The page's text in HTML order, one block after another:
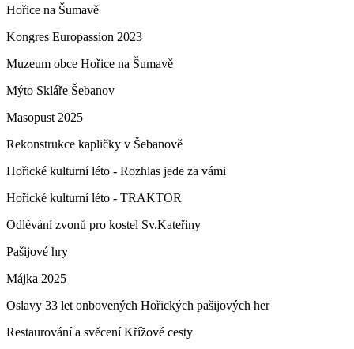
Hořice na Šumavě
Kongres Europassion 2023
Muzeum obce Hořice na Šumavě
Mýto Skláře Šebanov
Masopust 2025
Rekonstrukce kapličky v Šebanově
Hořické kulturní léto - Rozhlas jede za vámi
Hořické kulturní léto - TRAKTOR
Odlévání zvonů pro kostel Sv.Kateřiny
Pašijové hry
Májka 2025
Oslavy 33 let onbovených Hořických pašijových her
Restaurování a svěcení Křížové cesty